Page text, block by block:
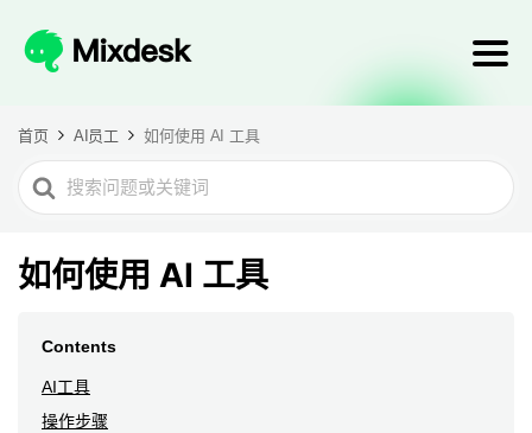
首页 AI员工 如何使用 AI 工具
Search
For
如何使用 AI 工具
Contents
AI工具
操作步骤